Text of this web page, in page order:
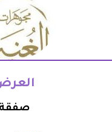
والفخمة التي تتوفر
الأذن الرائعة باشكال
الغنيم على ما تحبونه من
المتنوعة والمميزة
التالي:
صفقة